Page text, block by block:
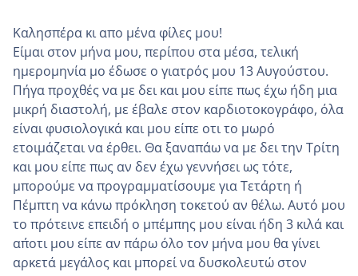
Καλησπέρα κι απο μένα φίλες μου!
Είμαι στον μήνα μου, περίπου στα μέσα, τελική
ημερομηνία μο έδωσε ο γιατρός μου 13 Αυγούστου.
Πήγα προχθές να με δει και μου είπε πως έχω ήδη μια
μικρή διαστολή, με έβαλε στον καρδιοτοκογράφο, όλα
είναι φυσιολογικά και μου είπε οτι το μωρό
ετοιμάζεται να έρθει. Θα ξαναπάω να με δει την Τρίτη
και μου είπε πως αν δεν έχω γεννήσει ως τότε,
μπορούμε να προγραμματίσουμε για Τετάρτη ή
Πέμπτη να κάνω πρόκληση τοκετού αν θέλω. Αυτό μου
το πρότεινε επειδή ο μπέμπης μου είναι ήδη 3 κιλά και
απ΄οτι μου είπε αν πάρω όλο τον μήνα μου θα γίνει
αρκετά μεγάλος και μπορεί να δυσκολευτώ στον